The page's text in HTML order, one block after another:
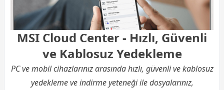
MSI Cloud Center - Hızlı, Güvenli
ve Kablosuz Yedekleme
PC ve mobil cihazlarınız arasında hızlı, güvenli ve kablosuz
yedekleme ve indirme yeteneği ile dosyalarınız,